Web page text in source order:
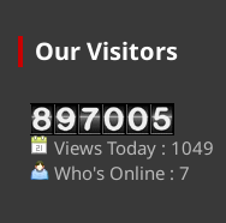
Our Visitors
Views Today : 1049
Who's Online : 7